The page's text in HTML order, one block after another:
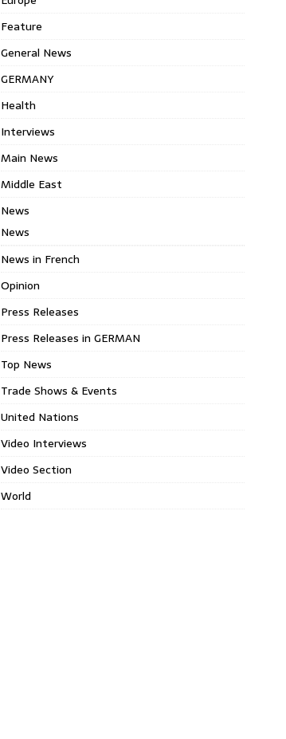
Feature
General News
GERMANY
Health
Interviews
Main News
Middle East
News
News
News in French
Opinion
Press Releases
Press Releases in GERMAN
Top News
Trade Shows & Events
United Nations
Video Interviews
Video Section
World